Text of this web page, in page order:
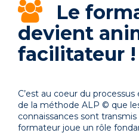
Le
devient
facilitateur !
C’est au coeur du
de la méthode ALP © que
connaissances sont
formateur joue un rôle